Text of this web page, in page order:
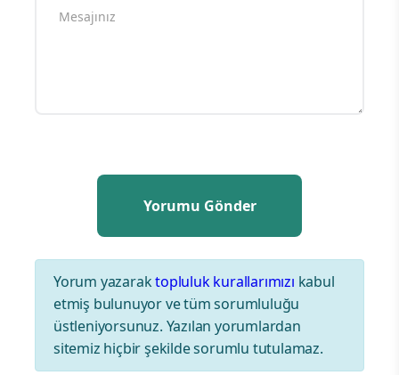
Yorum yazaraktopluluk kurallarımızı kabul
etmiş bulunuyor ve tüm sorumluluğu
üstleniyorsunuz. Yazılan yorumlardan
sitemiz hiçbir şekilde sorumlu tutulamaz.